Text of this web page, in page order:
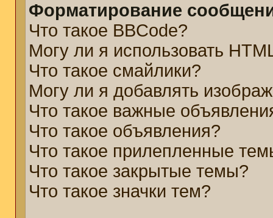
Форматирование
Что такое BBCode?
Могу ли я использовать
Что такое смайлики?
Могу ли я добавлять
Что такое важные
Что такое объявления?
Что такое прилепленные
Что такое закрытые темы?
Что такое значки тем?